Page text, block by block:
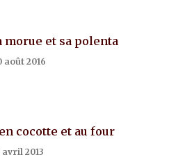
morue et sa polenta
août 2016
cocotte et au four
avril 2013